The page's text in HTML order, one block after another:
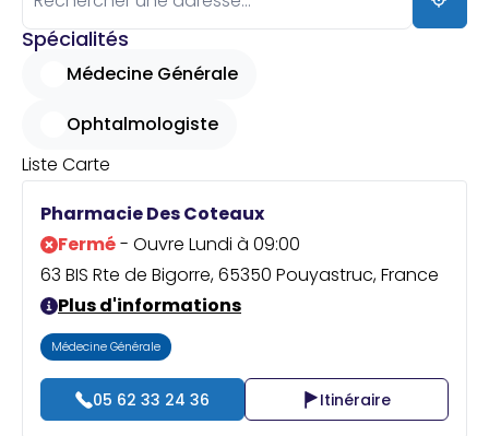
Pharmacien
Connexion
Praticien ?
Spécialités
Médecine Générale
Ophtalmologiste
Liste Carte
Pharmacie Des Coteaux
Fermé- Ouvre Lundi à 09:00
63 BIS Rte de Bigorre, 65350 Pouyastruc, France
Plus d'informations
Médecine Générale
05 62 33 24 36 Itinéraire